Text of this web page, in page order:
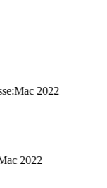
2022
2022